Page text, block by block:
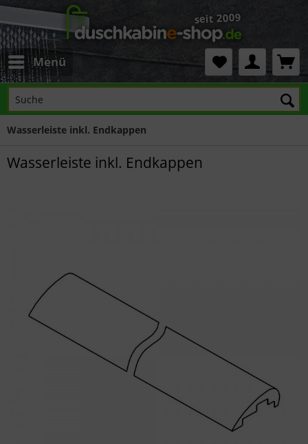
Menü
Wasserleiste inkl. Endkappen
Wasserleiste inkl. Endkappen